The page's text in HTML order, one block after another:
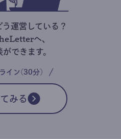
運営している？
へ、
できます。
イン(30分)
みる